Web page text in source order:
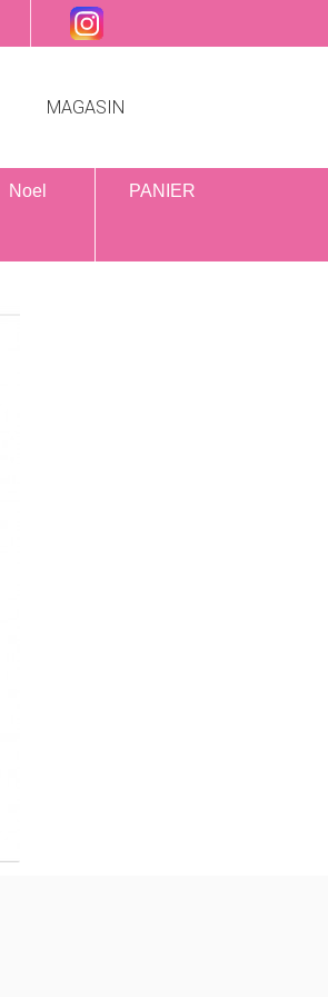
MAGASIN
Noel PANIER